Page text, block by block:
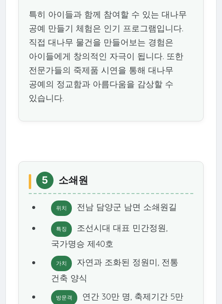
특히 아이들과 함께 참여할 수 있는 대나무
공예 만들기 체험은 인기 프로그램입니다.
직접 대나무 물건을 만들어보는 경험은
아이들에게 창의적인 자극이 됩니다. 또한
전문가들의 죽제품 시연을 통해 대나무
공예의 정교함과 아름다움을 감상할 수
있습니다.
5 소쇄원
위치 전남 담양군 남면 소쇄원길
특징
조선시대 대표 민간정원,
국가명승 제40호
가치
자연과 조화된 정원미, 전통
건축 양식
방문객 연간 30만 명, 축제기간 5만